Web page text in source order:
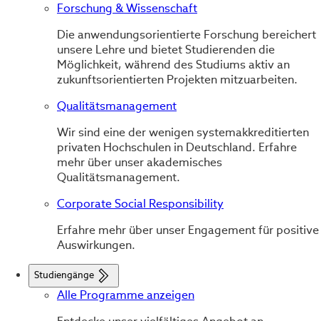
Forschung & Wissenschaft
Die anwendungsorientierte Forschung bereichert
unsere Lehre und bietet Studierenden die
Möglichkeit, während des Studiums aktiv an
zukunftsorientierten Projekten mitzuarbeiten.
Qualitätsmanagement
Wir sind eine der wenigen systemakkreditierten
privaten Hochschulen in Deutschland. Erfahre
mehr über unser akademisches
Qualitätsmanagement.
Corporate Social Responsibility
Erfahre mehr über unser Engagement für positive
Auswirkungen.
Studiengänge
Alle Programme anzeigen